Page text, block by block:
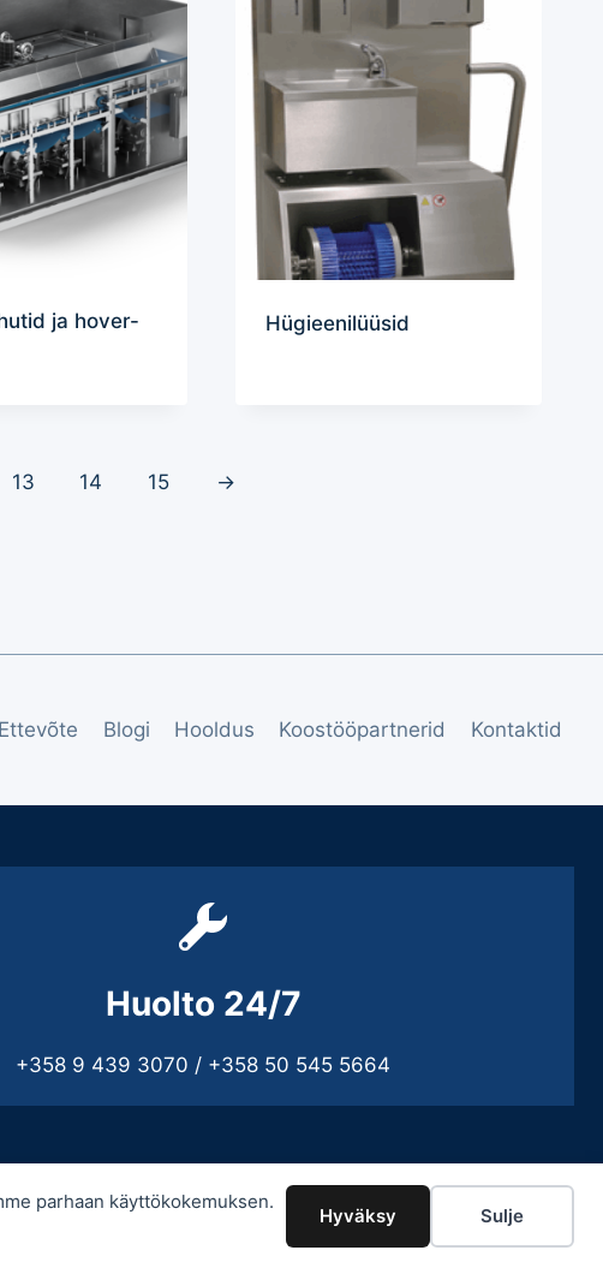
parhaan käyttökokemuksen.
Hyväksy Sulje
ja hover-
Hügieenilüüsid
13 14 15 →
Ettevõte Blogi Hooldus Koostööpartnerid Kontaktid
Huolto 24/7
+358 9 439 3070 / +358 50 545 5664